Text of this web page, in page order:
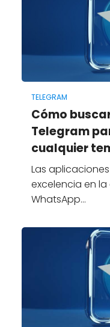
TELEGRAM
Cómo
Telegram
cualquier
Las
excelencia en
WhatsApp…